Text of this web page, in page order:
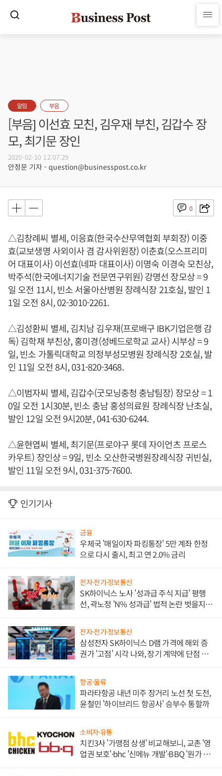
알림 부음
[부음] 이선효 모친, 김우재 부친, 김갑수 장
모, 최기문 장인
2020-02-10 12:07:29
안정문 기자 - question@businesspost.co.kr
0
△김창례씨 별세, 이응효(한국수산무역협회 부회장) 이중
효(교보생명 사외이사 겸 감사위원장) 이춘효(오스프리미
어 대표이사) 이선효(네파 대표이사) 이명숙 이경숙 모친상,
박주석(한국에너지기술 전문연구위원) 강명선 장모상 = 9
일 오전 11시, 빈소 서울아산병원 장례식장 21호실, 발인 1
1일 오전 8시, 02-3010-2261.
△김성환씨 별세, 김치남 김우재(프로배구 IBK기업은행 감
독) 김학재 부친상, 홍미경(성베드로학교 교사) 시부상 = 9
일, 빈소 가톨릭대학교 의정부성모병원 장례식장 2호실, 발
인 11일 오전 8시, 031-820-3468.
△이범자씨 별세, 김갑수(굿모닝충청 충남팀장) 장모상 = 1
0일 오전 1시30분, 빈소 충남 홍성의료원 장례식장 난초실,
발인 12일 오전 9시20분, 041-630-6244.
△윤현엽씨 별세, 최기문(프로야구 롯데 자이언츠 프로스
카우트) 장인상 = 9일, 빈소 오산한국병원장례식장 귀빈실,
발인 11일 오전 9시, 031-375-7600.
인기기사
금융
우체국 '매일이자 파킹통장' 5만 계좌 한정
으로 다시 출시, 최고 연 2.0% 금리
전자·전기·정보통신
SK하이닉스 노사 '성과급 주식 지급' 평행
선, 곽노정 'N% 성과급' 법적 논란 벗을지 주
전자·전기·정보통신
삼성전자 SK하이닉스 D램 가격에 해외 증
권가 '고점' 시각 나와, 장기 계약에 단점 부
항공·물류
파라타항공 내년 미주 장거리 노선 첫 도전,
윤철민 '하이브리드 항공사' 승부수 통할까
소비자·유통
치킨3사 '가맹점 상생' 비교해보니, 교촌 '영
업권 보호'·bhc '신메뉴 개발'·BBQ '원가 부